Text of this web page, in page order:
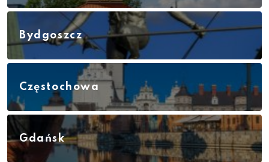
Bydgoszcz
Częstochowa
Gdańsk